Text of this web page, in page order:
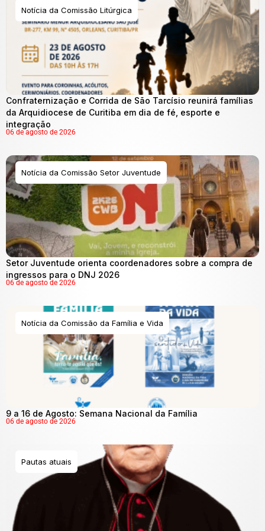
Notícia da Comissão Litúrgica
Confraternização e Corrida de São Tarcísio reunirá famílias
da Arquidiocese de Curitiba em dia de fé, esporte e
integração
06 de agosto de 2026
Notícia da Comissão Setor Juventude
Setor Juventude orienta coordenadores sobre a compra de
ingressos para o DNJ 2026
06 de agosto de 2026
Notícia da Comissão da Família e Vida
9 a 16 de Agosto: Semana Nacional da Família
06 de agosto de 2026
Pautas atuais